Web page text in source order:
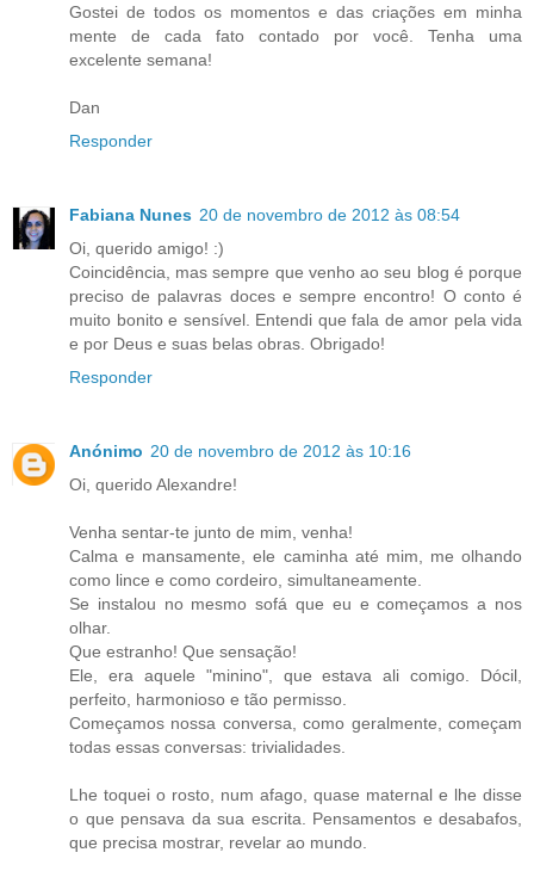
Gostei de todos os momentos e das criações em minha
mente de cada fato contado por você. Tenha uma
excelente semana!
Dan
Responder
Fabiana Nunes 20 de novembro de 2012 às 08:54
Oi, querido amigo! :)
Coincidência, mas sempre que venho ao seu blog é porque
preciso de palavras doces e sempre encontro! O conto é
muito bonito e sensível. Entendi que fala de amor pela vida
e por Deus e suas belas obras. Obrigado!
Responder
Anónimo 20 de novembro de 2012 às 10:16
Oi, querido Alexandre!
Venha sentar-te junto de mim, venha!
Calma e mansamente, ele caminha até mim, me olhando
como lince e como cordeiro, simultaneamente.
Se instalou no mesmo sofá que eu e começamos a nos
olhar.
Que estranho! Que sensação!
Ele, era aquele "minino", que estava ali comigo. Dócil,
perfeito, harmonioso e tão permisso.
Começamos nossa conversa, como geralmente, começam
todas essas conversas: trivialidades.
Lhe toquei o rosto, num afago, quase maternal e lhe disse
o que pensava da sua escrita. Pensamentos e desabafos,
que precisa mostrar, revelar ao mundo.